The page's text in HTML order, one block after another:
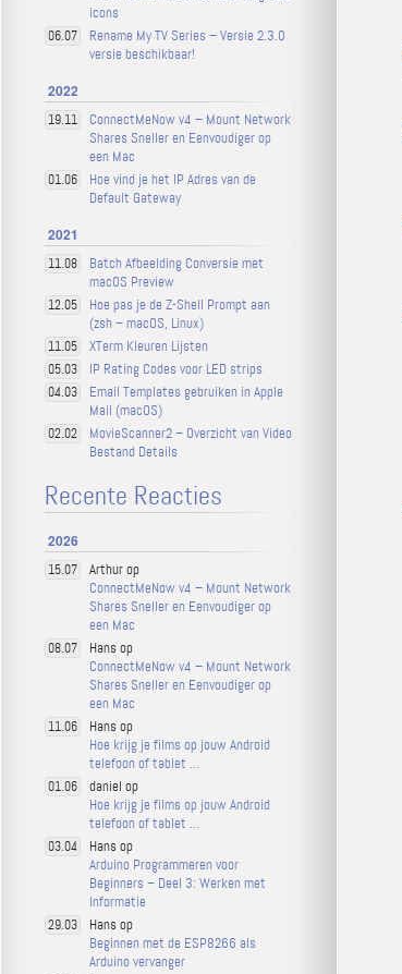
icons
06.07
Rename My TV Series – Versie 2.3.0
versie beschikbaar!
2022
19.11
ConnectMeNow v4 – Mount Network
Shares Sneller en Eenvoudiger op
een Mac
01.06
Hoe vind je het IP Adres van de
Default Gateway
2021
11.08
Batch Afbeelding Conversie met
macOS Preview
12.05
Hoe pas je de Z-Shell Prompt aan
(zsh – macOS, Linux)
11.05 XTerm Kleuren Lijsten
05.03 IP Rating Codes voor LED strips
04.03
Email Templates gebruiken in Apple
Mail (macOS)
02.02
MovieScanner2 – Overzicht van Video
Bestand Details
Recente Reacties
2026
15.07
Arthur op
ConnectMeNow v4 – Mount Network
Shares Sneller en Eenvoudiger op
een Mac
08.07
Hans op
ConnectMeNow v4 – Mount Network
Shares Sneller en Eenvoudiger op
een Mac
11.06
Hans op
Hoe krijg je films op jouw Android
telefoon of tablet …
01.06
daniel op
Hoe krijg je films op jouw Android
telefoon of tablet …
03.04
Hans op
Arduino Programmeren voor
Beginners – Deel 3: Werken met
Informatie
29.03
Hans op
Beginnen met de ESP8266 als
Arduino vervanger